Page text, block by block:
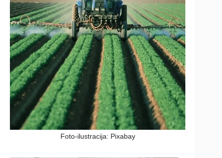
Foto-ilustracija: Pixabay